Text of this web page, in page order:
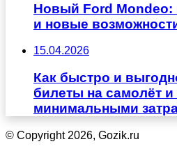
Новый Ford Mondeo:
и новые
15.04.2026
Как быстро и
билеты на самолёт и
минимальными
© Copyright 2026, Gozik.ru